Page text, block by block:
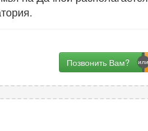
Позвонить Вам?